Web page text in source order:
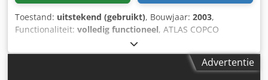
Toestand: uitstekend (gebruikt), Bouwjaar: 2003,
Functionaliteit: volledig functioneel, ATLAS COPCO
GA18VSDFF schroefcompressor, voorzien van een
frequentieregelaar en een lucht droger, na
onderhoudsbeurt. Technische gegevens: capaciteit: 3,24
Advertentie